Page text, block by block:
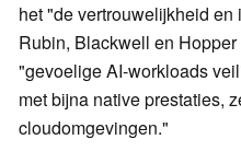
het "de vertrouwelijkheid
Rubin, Blackwell en
"gevoelige AI-workloads
met bijna native prestaties,
cloudomgevingen."